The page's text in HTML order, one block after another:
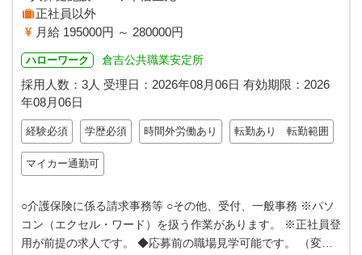
正社員以外
月給 195000円 ～ 280000円
ハローワーク 倉吉公共職業安定所
採用人数：3人 受理日： 2026年08月06日 有効期限： 2026
年08月06日
経験必須 学歴必須 時間外労働あり 転勤あり 転勤範囲
マイカー通勤可
○介護保険に係る請求事務等 ○その他、受付、一般事務 ※パソ
コン（エクセル・ワード）を扱う作業があります。 ※正社員登
用が前提の求人です。 ◆応募前の職場見学可能です。 （変更